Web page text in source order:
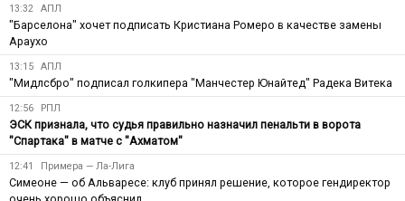
13:32 АПЛ
"Барселона" хочет подписать Кристиана Ромеро в качестве замены
Араухо
13:15 АПЛ
"Мидлсбро" подписал голкипера "Манчестер Юнайтед" Радека Витека
12:56 РПЛ
ЭСК признала, что судья правильно назначил пенальти в ворота
"Спартака" в матче с "Ахматом"
12:41 Примера — Ла-Лига
Симеоне — об Альваресе: клуб принял решение, которое гендиректор